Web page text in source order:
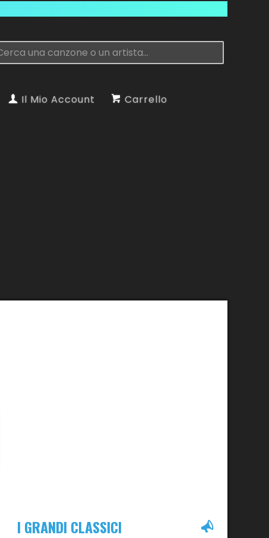
Il Mio Account Carrello
I GRANDI CLASSICI